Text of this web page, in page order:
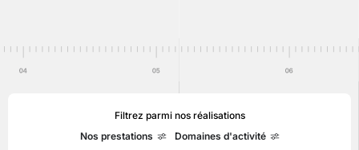
Filtrez parmi nos réalisations
Nos prestations
Domaines d'activité